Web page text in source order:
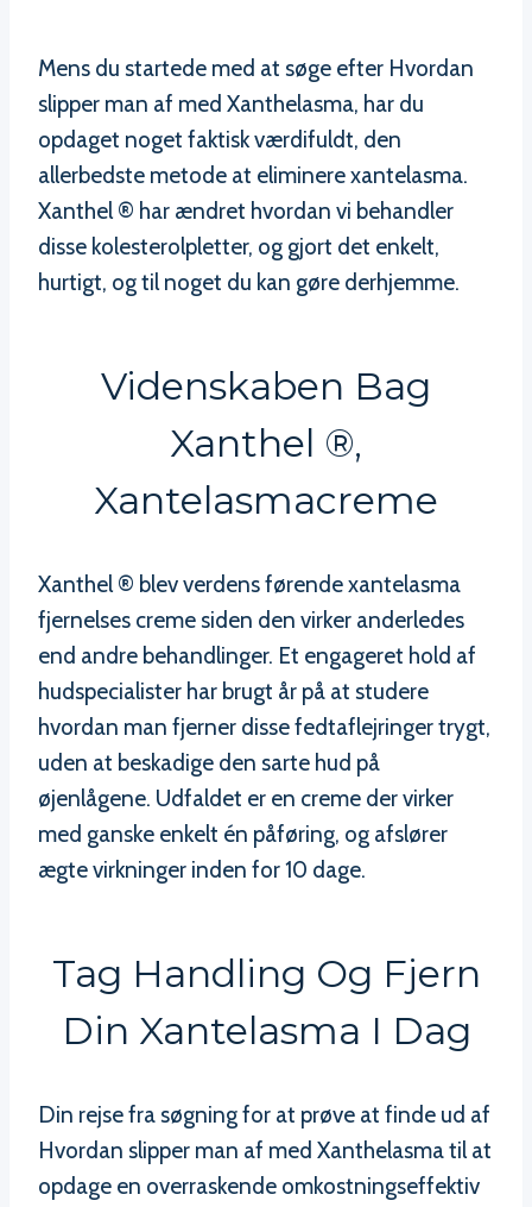
Mens du startede med at søge efter Hvordan
slipper man af med Xanthelasma, har du
opdaget noget faktisk værdifuldt, den
allerbedste metode at eliminere xantelasma.
Xanthel ® har ændret hvordan vi behandler
disse kolesterolpletter, og gjort det enkelt,
hurtigt, og til noget du kan gøre derhjemme.
Videnskaben Bag
Xanthel ®,
Xantelasmacreme
Xanthel ® blev verdens førende xantelasma
fjernelses creme siden den virker anderledes
end andre behandlinger. Et engageret hold af
hudspecialister har brugt år på at studere
hvordan man fjerner disse fedtaflejringer trygt,
uden at beskadige den sarte hud på
øjenlågene. Udfaldet er en creme der virker
med ganske enkelt én påføring, og afslører
ægte virkninger inden for 10 dage.
Tag Handling Og Fjern
Din Xantelasma I Dag
Din rejse fra søgning for at prøve at finde ud af
Hvordan slipper man af med Xanthelasma til at
opdage en overraskende omkostningseffektiv